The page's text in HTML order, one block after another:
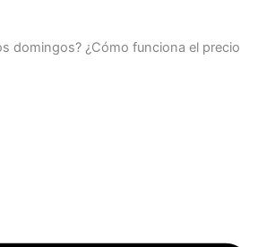
domingos? ¿Cómo funciona el precio